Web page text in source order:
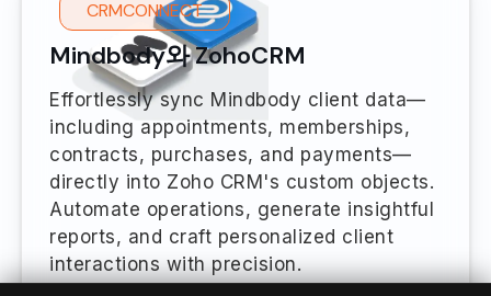
CRMCONNECT
Mindbody와 ZohoCRM
Effortlessly sync Mindbody client data—
including appointments, memberships,
contracts, purchases, and payments—
directly into Zoho CRM's custom objects.
Automate operations, generate insightful
reports, and craft personalized client
interactions with precision.